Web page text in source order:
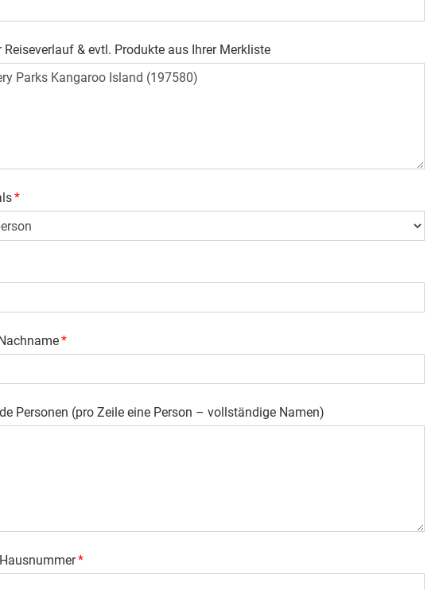
Reiseverlauf & evtl. Produkte aus Ihrer Merkliste
*
*
Personen (pro Zeile eine Person – vollständige Namen)
*